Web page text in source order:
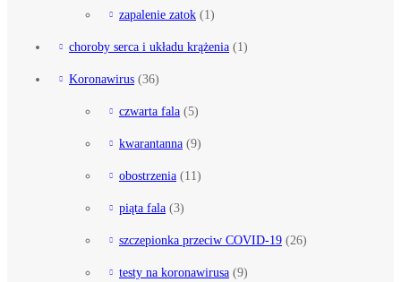
zapalenie zatok (1)
choroby serca i układu krążenia (1)
Koronawirus (36)
czwarta fala (5)
kwarantanna (9)
obostrzenia (11)
piąta fala (3)
szczepionka przeciw COVID-19 (26)
testy na koronawirusa (9)